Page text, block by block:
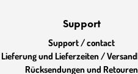
Support
Support / contact
Lieferung und Lieferzeiten /
Rücksendungen und Retouren